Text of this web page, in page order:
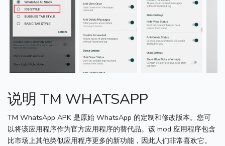
说明 TM WHATSAPP
TM WhatsApp APK 是原始 WhatsApp 的定制和修改版本。 您可
以将该应用程序作为官方应用程序的替代品。 该 mod 应用程序包含
比市场上其他类似应用程序更多的新功能，因此人们非常喜欢它。